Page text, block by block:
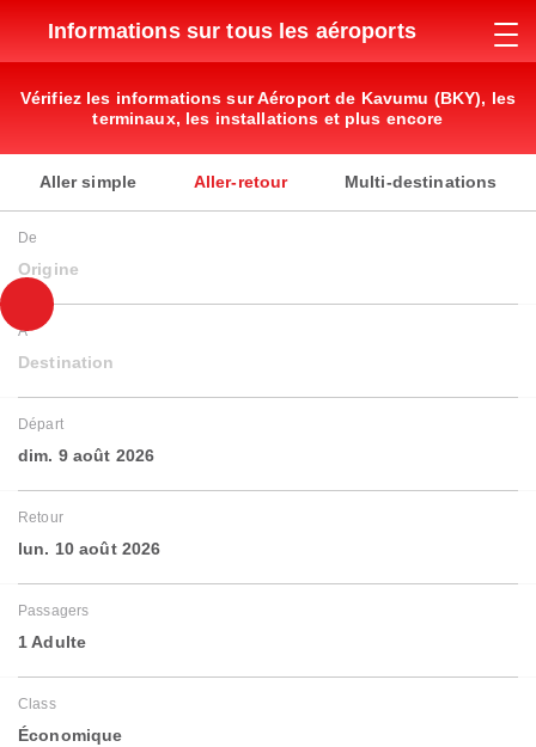
Informations sur tous les aéroports
Vérifiez les informations sur Aéroport de Kavumu (BKY), les
terminaux, les installations et plus encore
Aller simple Aller-retour Multi-destinations
De
Origine
À
Destination
Départ
dim. 9 août 2026
Retour
lun. 10 août 2026
Passagers
1 Adulte
Class
Économique